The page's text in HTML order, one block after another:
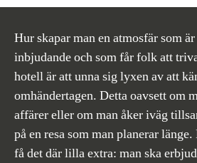
Hur skapar man en atmosfär som
inbjudande och som får folk att
hotell är att unna sig lyxen av att
omhändertagen. Detta oavsett om
affärer eller om man åker iväg
på en resa som man planerar
få det där lilla extra: man ska